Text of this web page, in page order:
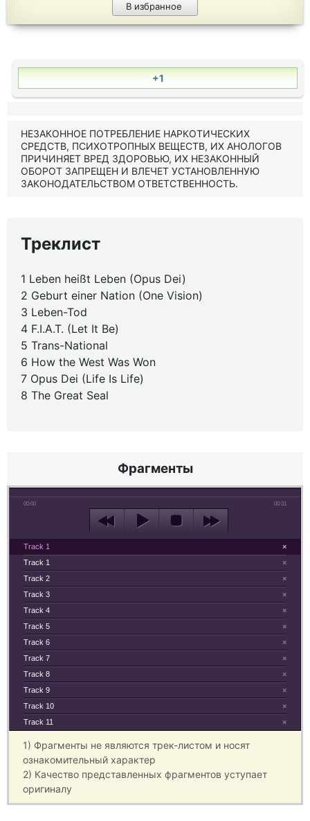
В избранное
+1
НЕЗАКОННОЕ ПОТРЕБЛЕНИЕ НАРКОТИЧЕСКИХ
СРЕДСТВ, ПСИХОТРОПНЫХ ВЕЩЕСТВ, ИХ АНОЛОГОВ
ПРИЧИНЯЕТ ВРЕД ЗДОРОВЬЮ, ИХ НЕЗАКОННЫЙ
ОБОРОТ ЗАПРЕЩЕН И ВЛЕЧЕТ УСТАНОВЛЕННУЮ
ЗАКОНОДАТЕЛЬСТВОМ ОТВЕТСТВЕННОСТЬ.
Треклист
1 Leben heißt Leben (Opus Dei)
2 Geburt einer Nation (One Vision)
3 Leben-Tod
4 F.I.A.T. (Let It Be)
5 Trans-National
6 How the West Was Won
7 Opus Dei (Life Is Life)
8 The Great Seal
Фрагменты
00:00 00:31
×
Track 1
×
Track 1
×
Track 2
×
Track 3
×
Track 4
×
Track 5
×
Track 6
×
Track 7
×
Track 8
×
Track 9
×
Track 10
×
Track 11
1) Фрагменты не являются трек-листом и носят
ознакомительный характер
2) Качество представленных фрагментов уступает
оригиналу